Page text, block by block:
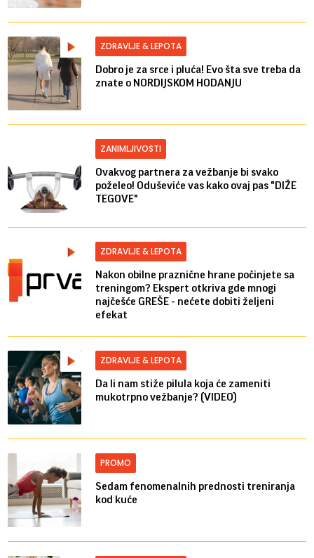
ZDRAVLJE & LEPOTA
Dobro je za srce i pluća! Evo šta sve treba da
znate o NORDIJSKOM HODANJU
ZANIMLJIVOSTI
Ovakvog partnera za vežbanje bi svako
poželeo! Oduševiće vas kako ovaj pas "DIŽE
TEGOVE"
ZDRAVLJE & LEPOTA
Nakon obilne praznične hrane počinjete sa
treningom? Ekspert otkriva gde mnogi
najčešće GREŠE - nećete dobiti željeni
efekat
ZDRAVLJE & LEPOTA
Da li nam stiže pilula koja će zameniti
mukotrpno vežbanje? (VIDEO)
PROMO
Sedam fenomenalnih prednosti treniranja
kod kuće